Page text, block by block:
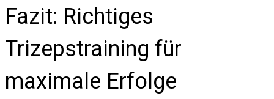
Fazit: Richtiges
Trizepstraining für
maximale Erfolge